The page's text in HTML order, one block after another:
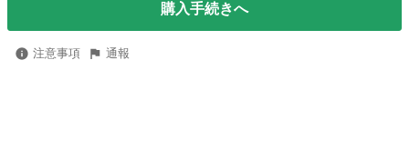
購入手続きへ
注意事項 通報